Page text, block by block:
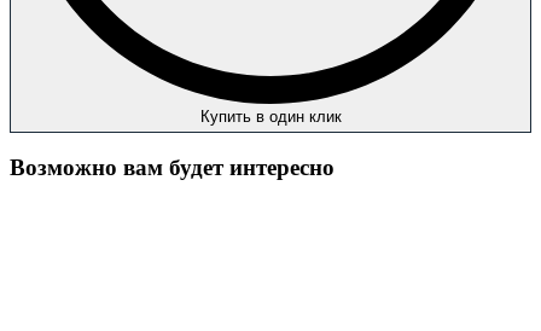
Купить в один клик
Возможно вам будет интересно